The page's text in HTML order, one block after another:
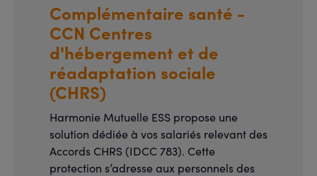
Complémentaire santé -
CCN Centres
d'hébergement et de
réadaptation sociale
(CHRS)
Harmonie Mutuelle ESS propose une
solution dédiée à vos salariés relevant des
Accords CHRS (IDCC 783). Cette
protection s’adresse aux personnels des